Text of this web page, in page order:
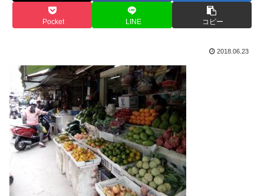
Pocket LINE コピー
2018.06.23